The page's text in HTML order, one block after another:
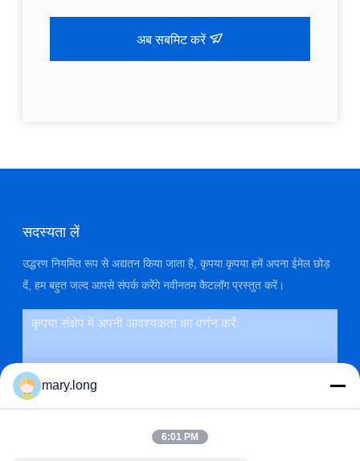
अब सबमिट करें
सदस्यता लें
उद्धरण नियमित रूप से अद्यतन किया जाता है, कृपया कृपया हमें अपना ईमेल छोड़
दें, हम बहुत जल्द आपसे संपर्क करेंगे नवीनतम कैटलॉग प्रस्तुत करें।
mary.long
6:01 PM